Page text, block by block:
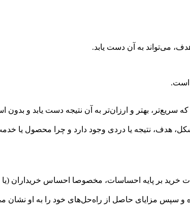
می‌تواند به آن دست یابد.
است.
بهتر و ارزان‌تر به آن نتیجه دست یابد و بدون
هدف، نتیجه یا دردی وجود دارد و چرا محصول یا
خرید بر پایه احساسات، مخصوصا احساس خریداران
سپس مزایای حاصل از راه‌حل‌های خود را به او نشان